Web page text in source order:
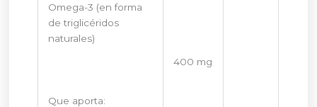
Omega-3 (en forma
de triglicéridos
naturales)
Que aporta:
400 mg